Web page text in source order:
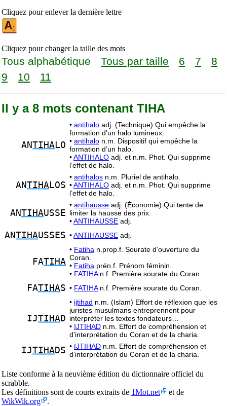
Cliquez pour enlever la dernière lettre
Cliquez pour changer la taille des mots
Tous alphabétique Tous par taille 6 7
8
9
10 11
Il y a 8 mots contenant TIHA
ANTIHALO
• antihalo adj. (Technique) Qui empêche la
formation d’un halo lumineux.
• antihalo n.m. Dispositif qui empêche la
formation d’un halo.
•ANTIHALO adj. et n.m. Phot. Qui supprime
l’effet de halo.
ANTIHALOS
• antihalos n.m. Pluriel de antihalo.
•ANTIHALO adj. et n.m. Phot. Qui supprime
l’effet de halo.
ANTIHAUSSE
• antihausse adj. (Économie) Qui tente de
limiter la hausse des prix.
•ANTIHAUSSE adj.
ANTIHAUSSES •ANTIHAUSSE adj.
FATIHA
• Fatiha n.prop.f. Sourate d’ouverture du
Coran.
• Fatiha prén.f. Prénom féminin.
• FATIHAn.f. Première sourate du Coran.
FATIHAS • FATIHAn.f. Première sourate du Coran.
IJTIHAD
• ijtihad n.m. (Islam) Effort de réflexion que les
juristes musulmans entreprennent pour
interpréter les textes fondateurs…
• IJTIHAD n.m. Effort de compréhension et
d’interprétation du Coran et de la charia.
IJTIHADS • IJTIHAD n.m. Effort de compréhension et
d’interprétation du Coran et de la charia.
Liste conforme à la neuvième édition du dictionnaire officiel du
scrabble.
Les définitions sont de courts extraits de 1Mot.net
et de
WikWik.org
.